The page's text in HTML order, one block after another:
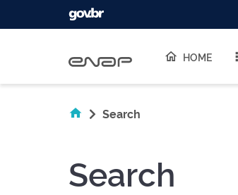
HOME
Search
Search